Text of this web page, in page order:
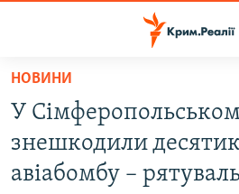
Перейти
основного
матеріалу
Перейти
до
НОВИНИ
ВОДА.КРИМ
ВІДЕО ТА ФОТО
НОВИНИ
У
знешкодили
авіабомбу –